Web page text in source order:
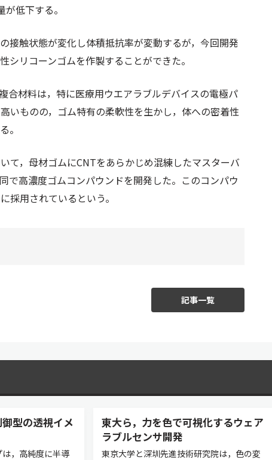
低下する。
接触状態が変化し体積抵抗率が変動するが，今回開発
シリコーンゴムを作製することができた。
合材料は，特に医療用ウエアラブルデバイスの電極パ
いものの，ゴム特有の柔軟性を生かし，体への密着性
。
て，母材ゴムにCNTをあらかじめ混練したマスターバ
で高濃度ゴムコンパウンドを開発した。このコンパウ
採用されているという。
記事一覧
型の透視イメ
，高純度に半導
東大ら，力を色で可視化するウェア
ラブルセンサ開発
東京大学と深圳先進技術研究院は，色の変